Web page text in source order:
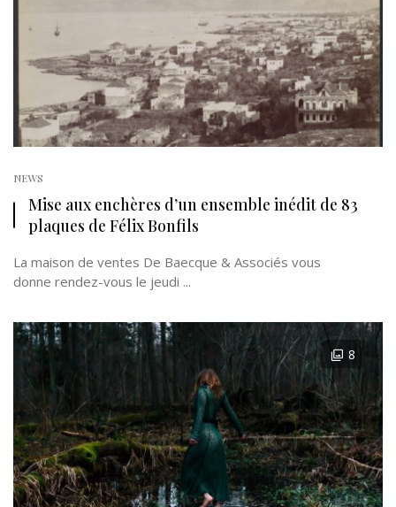
NEWS
Mise aux enchères d’un ensemble inédit de 83
plaques de Félix Bonfils
La maison de ventes De Baecque & Associés vous
donne rendez-vous le jeudi ...
8